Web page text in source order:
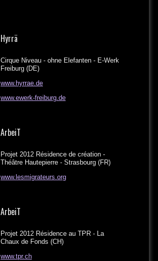
Hyrrä
Cirque Niveau - ohne Elefanten - E-Werk
Freiburg (DE)
www.hyrrae.de
www.ewerk-freiburg.de
ArbeiT
Projet 2012 Résidence de création -
Théâtre Hautepierre - Strasbourg (FR)
www.lesmigrateurs.org
ArbeiT
Projet 2012 Résidence au TPR - La
Chaux de Fonds (CH)
www.tpr.ch